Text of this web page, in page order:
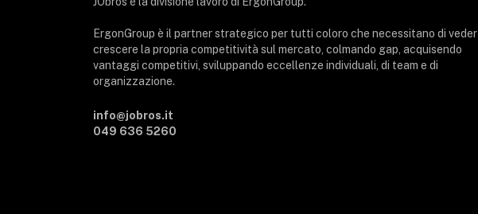
ErgonGroup è il partner strategico per tutti coloro che necessitano di veder
crescere la propria competitività sul mercato, colmando gap, acquisendo
vantaggi competitivi, sviluppando eccellenze individuali, di team e di
organizzazione.
info@jobros.it
049 636 5260